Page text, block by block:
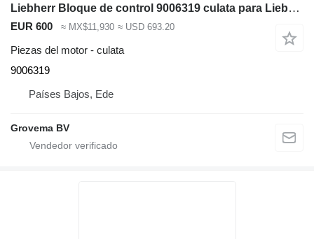
Liebherr Bloque de control 9006319 culata para Liebherr R946 LC / R946 LC-V / R946 NLC / R936 LC / R936 excavadora
EUR 600 ≈ MX$11,930 ≈ USD 693.20
Piezas del motor - culata
9006319
Países Bajos, Ede
Grovema BV